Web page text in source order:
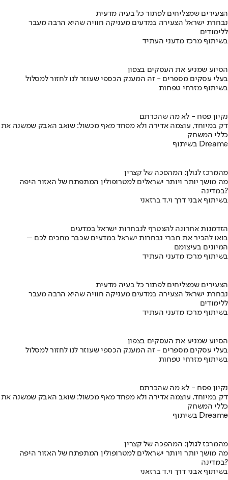
הצעירים שמצליחים לפתור כל בעיה מדעית
נבחרת ישראל הצעירה במדעים מעניקה חוויה שהיא הרבה מעבר
ללימודים
בשיתוף מרכז מדעני העתיד
הסיוע שמניע את העסקים בצפון
בעלי עסקים מספרים - זה המענק הכספי שעוזר לנו לחזור למסלול
בשיתוף מזרחי טפחות
נקיון פסח - לא מה שהכרתם
דק במיוחד, עוצמה אדירה ולא מפחד מאף מכשול: שואב האבק שמשנה את
כללי המשחק
בשיתוף Dreame
מהמרכז לגולן: המהפכה של קצרין
מה מושך יותר ויותר ישראלים למטרופולין המתפתח של האזור היפה
במדינה?
בשיתוף אבני דרך וי.ד ברזאני
הזדמנות אחרונה להצטרף לנבחרות ישראל במדעים
בואו להכיר את חברי נבחרות ישראל במדעים שכבר מחכים לכם –
המיונים בעיצומם
בשיתוף מרכז מדעני העתיד
הצעירים שמצליחים לפתור כל בעיה מדעית
נבחרת ישראל הצעירה במדעים מעניקה חוויה שהיא הרבה מעבר
ללימודים
בשיתוף מרכז מדעני העתיד
הסיוע שמניע את העסקים בצפון
בעלי עסקים מספרים - זה המענק הכספי שעוזר לנו לחזור למסלול
בשיתוף מזרחי טפחות
נקיון פסח - לא מה שהכרתם
דק במיוחד, עוצמה אדירה ולא מפחד מאף מכשול: שואב האבק שמשנה את
כללי המשחק
בשיתוף Dreame
מהמרכז לגולן: המהפכה של קצרין
מה מושך יותר ויותר ישראלים למטרופולין המתפתח של האזור היפה
במדינה?
בשיתוף אבני דרך וי.ד ברזאני